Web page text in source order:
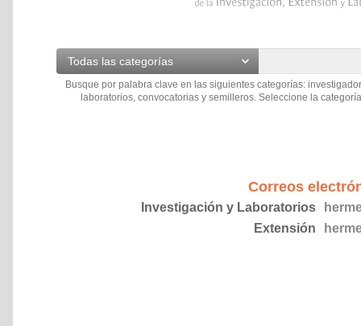
Todas las categorías
Busque por palabra clave en las siguientes categorías:
laboratorios, convocatorias y semilleros. Seleccione la
Correos
Investigación y Laboratorios
Extensión